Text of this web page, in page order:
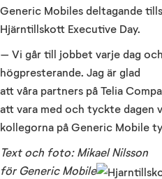
Generic Mobiles deltagande
Hjärntillskott Executive Day.
– Vi går till jobbet varje dag
högpresterande. Jag är glad
att våra partners på Telia
att vara med och tyckte dagen
kollegorna på Generic Mobile
Text och foto: Mikael Nilsson
för Generic Mobile